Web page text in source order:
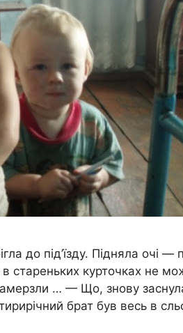
до під’їзду. Підняла очі —
в стареньких курточках не
… — Що, знову
брат був весь в